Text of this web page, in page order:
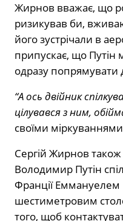
Жирнов вважає, що
ризикував би,
його зустрічали в
припускає, що Путін
одразу попрямувати
“А ось двійник
цілувався з ним,
своїми
Сергій Жирнов також
Володимир Путін
Франції
шестиметровим
того, щоб